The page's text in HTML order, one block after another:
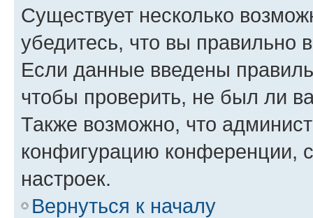
Существует несколько
убедитесь, что вы правильно
Если данные введены
чтобы проверить, не был ли
Также возможно, что
конфигурацию конференции,
настроек.
Вернуться к началу